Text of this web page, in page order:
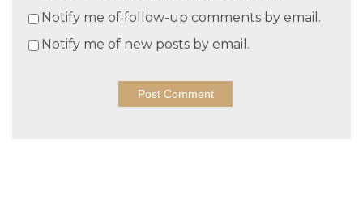
Notify me of follow-up comments by email.
Notify me of new posts by email.